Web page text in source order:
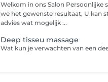
Welkom in ons Salon Persoonlijke service: Samen met jouw bekijken
we het gewenste resultaat, U kan
advies wat mogelijk ...
Deep tisseu massage